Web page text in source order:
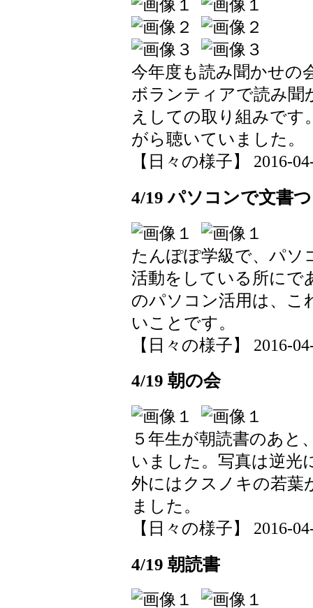
今年度も読み聞かせの
ボランティアで読み聞
えしての取り組みです
がら聴いていました。
【日々の様子】 2016-
4/19 パソコンで文書
たんぽぽ学級で、パソ
活動をしている所にで
のパソコン活用は、こ
いことです。
【日々の様子】 2016-
4/19 朝の会
５年生が朝読書のあ
いました。写真は逆光
外にはクスノキの若葉
ました。
【日々の様子】 2016-
4/19 朝読書